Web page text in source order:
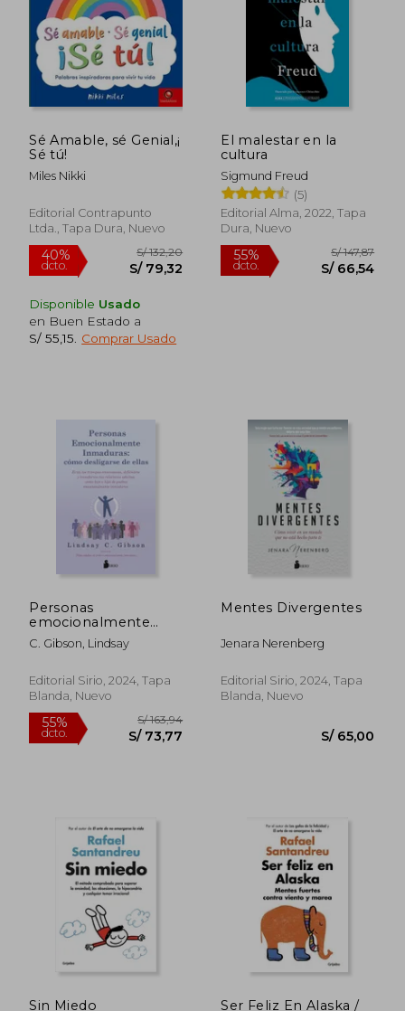
dcto. S/ 62,91
Rápido
20%
dcto. S/
Rápido
Sé Amable, sé Genial,¡
Sé tú!
Miles Nikki
Editorial Contrapunto
Ltda., Tapa Dura, Nuevo
40%
Disponible Usado
en Buen Estado a
S/ 55,15
Comprar Usado
El malestar en la
cultura
Sigmund Freud
(5)
Editorial Alma, 2022, Tapa
Dura, Nuevo
55%
Personas
emocionalmente
inmaduras: cómo
desligarse de ellas
C. Gibson, Lindsay
Editorial Sirio, 2024, Tapa
Blanda, Nuevo
Mentes Divergentes
Jenara Nerenberg
Editorial Sirio, 2024, Tapa
Blanda, Nuevo
Sin Miedo
Ser Feliz En Alaska /